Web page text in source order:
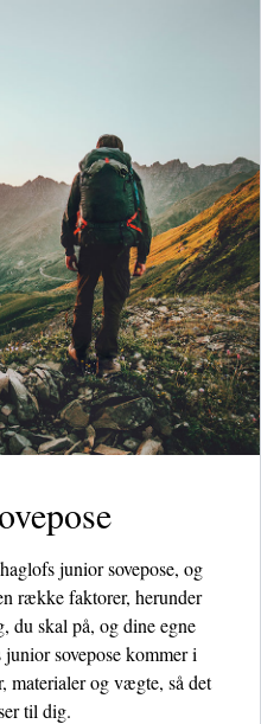
junior sovepose, og
række faktorer, herunder
du skal på, og dine egne
sovepose kommer i
materialer og vægte, så det
til dig.